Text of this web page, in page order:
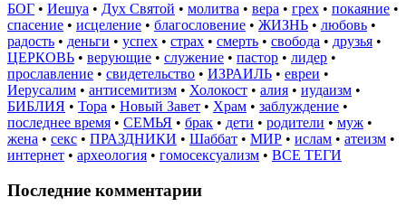
БОГ • Иешуа • Дух Святой • молитва • вера • грех • покаяние •
спасение • исцеление • благословение • ЖИЗНЬ • любовь •
радость • деньги • успех • страх • смерть • свобода • друзья •
ЦЕРКОВЬ • верующие • служение • пастор • лидер •
прославление • свидетельство • ИЗРАИЛЬ • евреи •
Иерусалим • антисемитизм • Холокост • алия • иудаизм •
БИБЛИЯ • Тора • Новый Завет • Храм • заблуждение •
последнее время • СЕМЬЯ • брак • дети • родители • муж •
жена • секс • ПРАЗДНИКИ • Шаббат • МИР • ислам • атеизм •
интернет • археология • гомосексуализм • ВСЕ ТЕГИ
Последние комментарии